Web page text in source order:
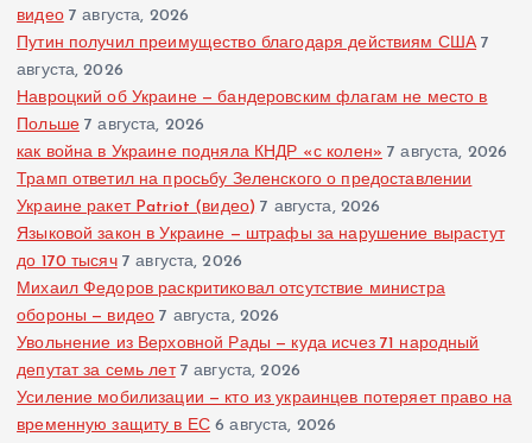
видео 7 августа, 2026
Путин получил преимущество благодаря действиям США 7
августа, 2026
Навроцкий об Украине — бандеровским флагам не место в
Польше 7 августа, 2026
как война в Украине подняла КНДР «с колен» 7 августа, 2026
Трамп ответил на просьбу Зеленского о предоставлении
Украине ракет Patriot (видео) 7 августа, 2026
Языковой закон в Украине — штрафы за нарушение вырастут
до 170 тысяч 7 августа, 2026
Михаил Федоров раскритиковал отсутствие министра
обороны — видео 7 августа, 2026
Увольнение из Верховной Рады — куда исчез 71 народный
депутат за семь лет 7 августа, 2026
Усиление мобилизации — кто из украинцев потеряет право на
временную защиту в ЕС 6 августа, 2026